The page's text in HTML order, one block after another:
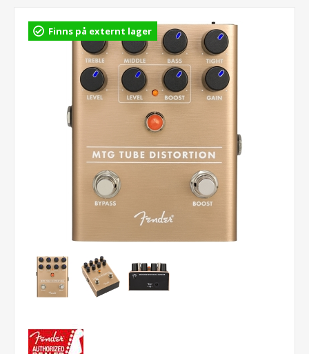
Finns på externt lager